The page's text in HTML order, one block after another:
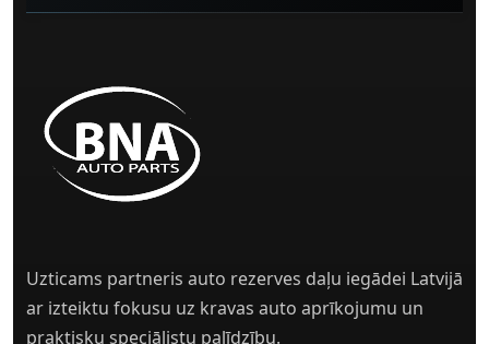
Uzticams partneris auto rezerves daļu iegādei Latvijā
ar izteiktu fokusu uz kravas auto aprīkojumu un
praktisku speciālistu palīdzību.